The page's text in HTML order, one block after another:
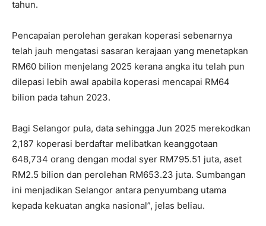
tahun.
Pencapaian perolehan gerakan koperasi sebenarnya
telah jauh mengatasi sasaran kerajaan yang menetapkan
RM60 bilion menjelang 2025 kerana angka itu telah pun
dilepasi lebih awal apabila koperasi mencapai RM64
bilion pada tahun 2023.
Bagi Selangor pula, data sehingga Jun 2025 merekodkan
2,187 koperasi berdaftar melibatkan keanggotaan
648,734 orang dengan modal syer RM795.51 juta, aset
RM2.5 bilion dan perolehan RM653.23 juta. Sumbangan
ini menjadikan Selangor antara penyumbang utama
kepada kekuatan angka nasional”, jelas beliau.